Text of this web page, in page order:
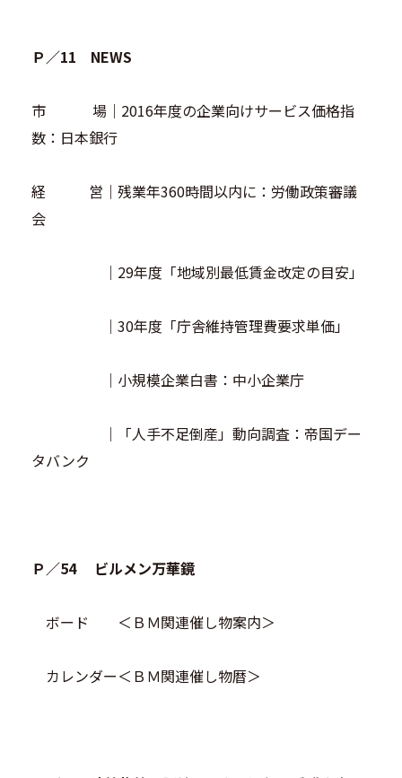
Ｐ／11 NEWS
市 場｜2016年度の企業向けサービス価格指
数：日本銀行
経 営｜残業年360時間以内に：労働政策審議
会
｜29年度「地域別最低賃金改定の目安」
｜30年度「庁舎維持管理費要求単価」
｜小規模企業白書：中小企業庁
｜「人手不足倒産」動向調査：帝国デー
タバンク
Ｐ／54 ビルメン万華鏡
ボード ＜ＢＭ関連催し物案内＞
カレンダー＜ＢＭ関連催し物暦＞